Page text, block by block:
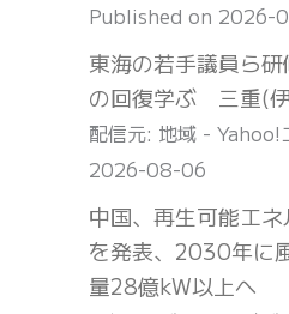
Published on 2026-
東海の若手議員ら
の回復学ぶ 三重(
配信元: 地域 - Yahoo!
2026-08-06
中国、再生可能エ
を発表、2030年に
量28億kW以上へ